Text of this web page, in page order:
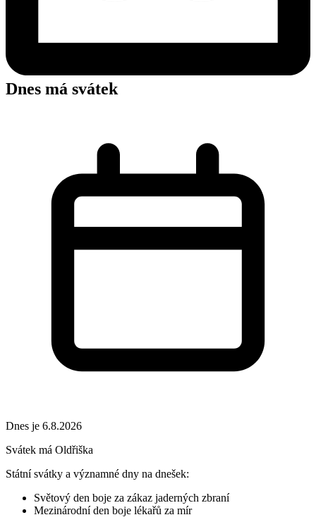
Dnes má svátek
Dnes je 6.8.2026
Svátek má Oldřiška
Státní svátky a významné dny na dnešek:
Světový den boje za zákaz jaderných zbraní
Mezinárodní den boje lékařů za mír